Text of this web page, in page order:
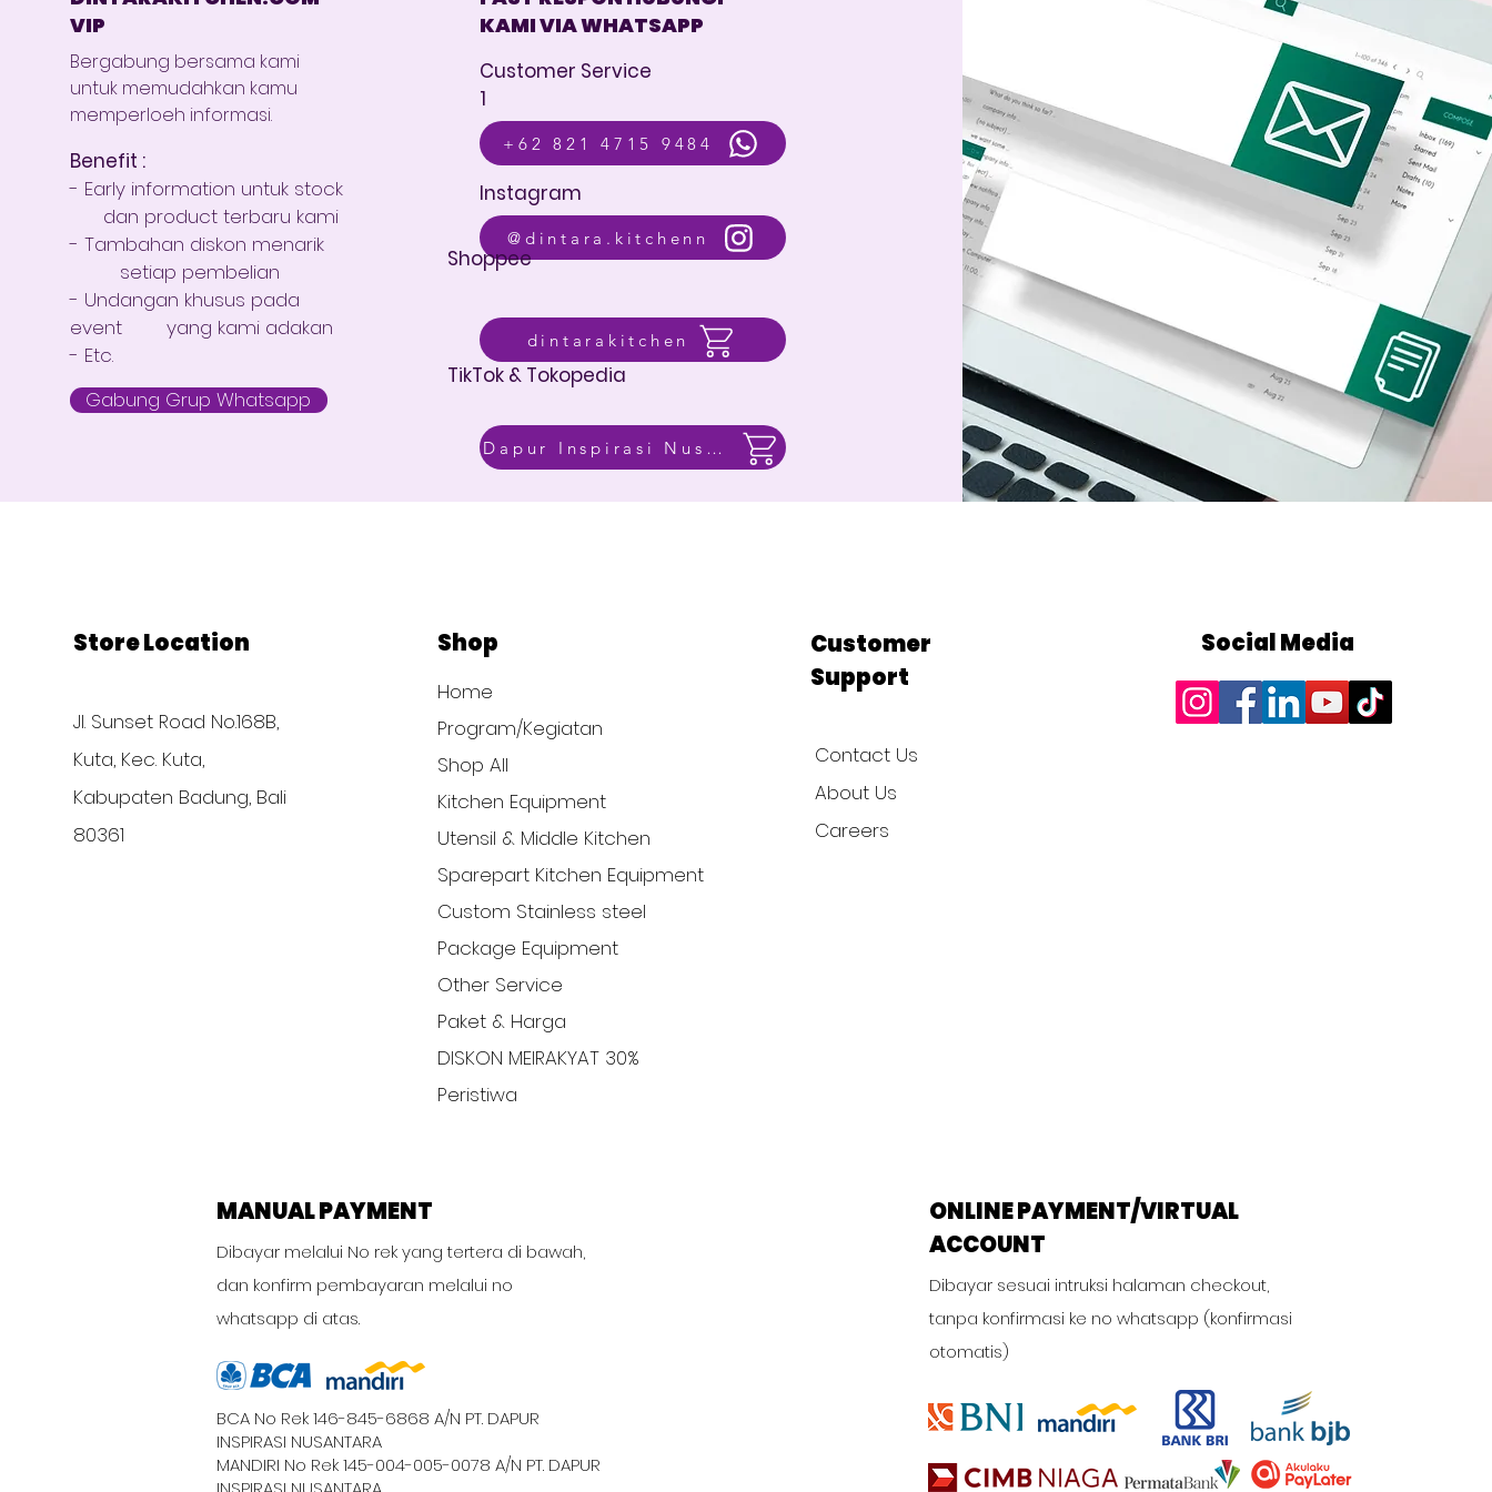
VIP
Bergabung bersama kami
untuk memudahkan kamu
memperloeh informasi.
Benefit :
- Early information untuk stock
dan product terbaru kami
- Tambahan diskon menarik
setiap pembelian
- Undangan khusus pada
event yang kami adakan
- Etc.
Gabung Grup Whatsapp
KAMI VIA WHATSAPP
Customer Service
1
+62 821 4715 9484
Instagram
@dintara.kitchenn
dintarakitchen
Dapur Inspirasi Nusantara
Shoppee
TikTok & Tokopedia
Store Location
Jl. Sunset Road No.168B,
Kuta, Kec. Kuta,
Kabupaten Badung, Bali
80361
Shop
Home
Program/Kegiatan
Shop All
Kitchen Equipment
Utensil & Middle Kitchen
Sparepart Kitchen Equipment
Custom Stainless steel
Package Equipment
Other Service
Paket & Harga
DISKON MEIRAKYAT 30%
Peristiwa
Customer
Support
Contact Us
About Us
Careers
Social Media
MANUAL PAYMENT
Dibayar melalui No rek yang tertera di bawah,
dan konfirm pembayaran melalui no
whatsapp di atas.
BCA No Rek 146-845-6868 A/N PT. DAPUR
INSPIRASI NUSANTARA
MANDIRI No Rek 145-004-005-0078 A/N PT. DAPUR
ONLINE PAYMENT/VIRTUAL
ACCOUNT
Dibayar sesuai intruksi halaman checkout,
tanpa konfirmasi ke no whatsapp (konfirmasi
otomatis)